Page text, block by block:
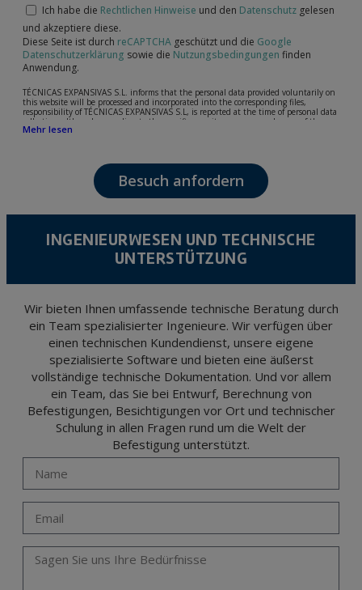
Ich habe die Rechtlichen Hinweise und den Datenschutz gelesen
und akzeptiere diese.
Diese Seite ist durch reCAPTCHA geschützt und die Google
Datenschutzerklärung sowie die Nutzungsbedingungen finden
Anwendung.
TÉCNICAS EXPANSIVAS S.L. informs that the personal data provided voluntarily on
this website will be processed and incorporated into the corresponding files,
responsibility of TÉCNICAS EXPANSIVAS S.L, is reported at the time of personal data
collection, although, according to the specific case, its purpose may be any of the
following: attention to your referred request, complaint or question, established
The data in our files are strictly confidential and shall be treated with the utmost
confidentiality and shall comply with all the requirements provided for the General
Data Protection Regulation (GDPR) 2016.
encrypted. Should these details be sent, it is done so under your sole responsibility.
The user may at any time exercise their rights of access, rectification, cancellation
and opposition under the provisions of the General Data Protection Regulation
Portalada II | c/ Segador 13, 26006 | Logroño (La Rioja).
Mehr lesen
Besuch anfordern
INGENIEURWESEN UND TECHNISCHE
UNTERSTÜTZUNG
Wir bieten Ihnen umfassende technische Beratung durch
ein Team spezialisierter Ingenieure. Wir verfügen über
einen technischen Kundendienst, unsere eigene
spezialisierte Software und bieten eine äußerst
vollständige technische Dokumentation. Und vor allem
ein Team, das Sie bei Entwurf, Berechnung von
Befestigungen, Besichtigungen vor Ort und technischer
Schulung in allen Fragen rund um die Welt der
Befestigung unterstützt.